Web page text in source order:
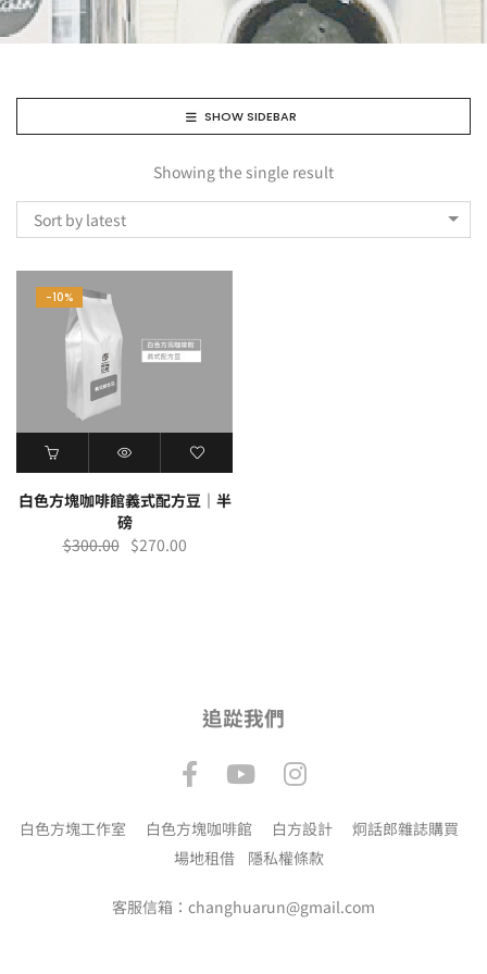
SHOW SIDEBAR
Showing the single result
Sort by latest
-10%
白色方塊咖啡館義式配方豆｜半
磅
$300.00 $270.00
追踨我們
白色方塊工作室 白色方塊咖啡館白方設計 炯話郎雜誌購買
場地租借隱私權條款
客服信箱：changhuarun@gmail.com